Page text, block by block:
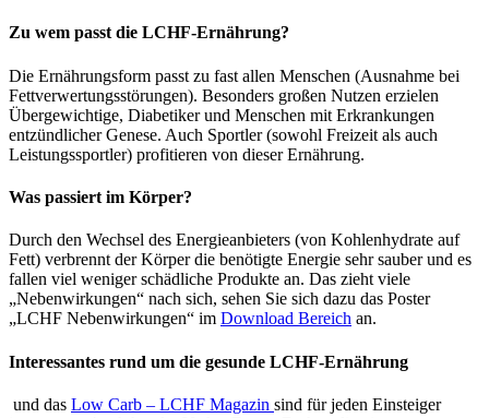
Zu wem passt die LCHF-Ernährung?
Die Ernährungsform passt zu fast allen Menschen (Ausnahme bei
Fettverwertungsstörungen). Besonders großen Nutzen erzielen
Übergewichtige, Diabetiker und Menschen mit Erkrankungen
entzündlicher Genese. Auch Sportler (sowohl Freizeit als auch
Leistungssportler) profitieren von dieser Ernährung.
Was passiert im Körper?
Durch den Wechsel des Energieanbieters (von Kohlenhydrate auf
Fett) verbrennt der Körper die benötigte Energie sehr sauber und es
fallen viel weniger schädliche Produkte an. Das zieht viele
„Nebenwirkungen“ nach sich, sehen Sie sich dazu das Poster
„LCHF Nebenwirkungen“ im Download Bereich an.
Interessantes rund um die gesunde LCHF-Ernährung
und das Low Carb – LCHF Magazin sind für jeden Einsteiger